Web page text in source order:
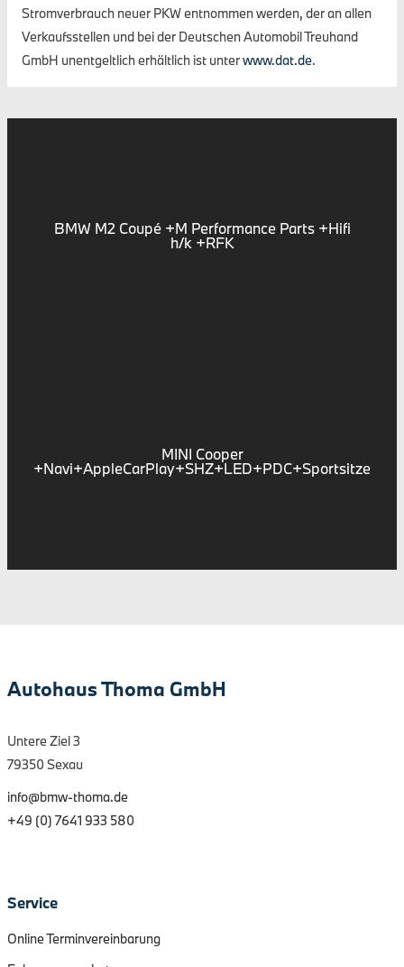
Stromverbrauch neuer PKW entnommen werden, der an allen
Verkaufsstellen und bei der Deutschen Automobil Treuhand
GmbH unentgeltlich erhältlich ist unterwww.dat.de.
BMW M2 Coupé +M Performance Parts +Hifi
h/k +RFK
MINI Cooper
+Navi+AppleCarPlay+SHZ+LED+PDC+Sportsitze
Autohaus Thoma GmbH
Untere Ziel 3
79350 Sexau
info@bmw-thoma.de
+49 (0) 7641 933 580
Service
Online Terminvereinbarung